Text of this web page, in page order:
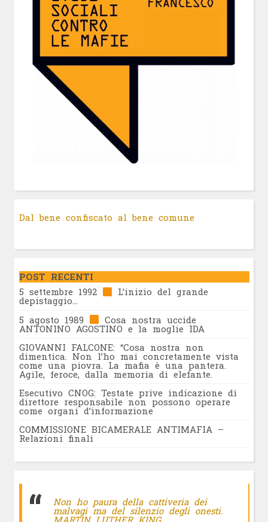
Dal bene confiscato al bene comune
POST RECENTI
5 settembre 1992
L’inizio del grande
depistaggio…
5 agosto 1989
Cosa nostra uccide
ANTONINO AGOSTINO e la moglie IDA
GIOVANNI FALCONE: “Cosa nostra non
dimentica. Non l’ho mai concretamente vista
come una piovra. La mafia è una pantera.
Agile, feroce, dalla memoria di elefante.
Esecutivo CNOG: Testate prive indicazione di
direttore responsabile non possono operare
come organi d’informazione
COMMISSIONE BICAMERALE ANTIMAFIA –
Relazioni finali
Non ho paura della cattiveria dei
malvagi ma del silenzio degli onesti.
MARTIN LUTHER KING